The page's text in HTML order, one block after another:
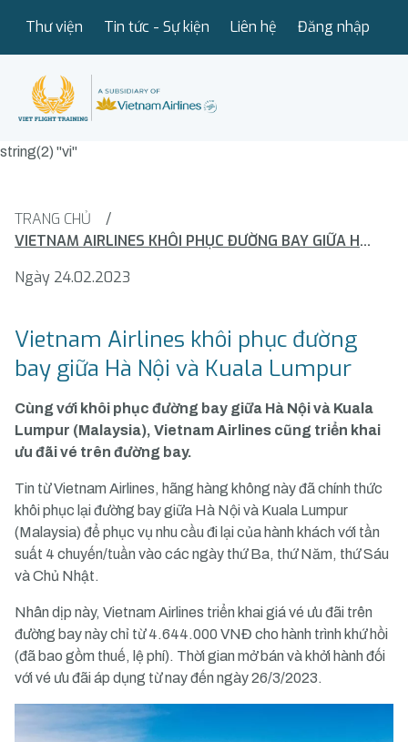
Thư viện Tin tức - Sự kiện Liên hệ Đăng nhập
string(2) "vi"
TRANG CHỦ
/
VIETNAM AIRLINES KHÔI PHỤC ĐƯỜNG BAY GIỮA HÀ NỘI VÀ KUALA LUMPUR
Ngày 24.02.2023
Vietnam Airlines khôi phục đường
bay giữa Hà Nội và Kuala Lumpur
Cùng với khôi phục đường bay giữa Hà Nội và Kuala
Lumpur (Malaysia), Vietnam Airlines cũng triển khai
ưu đãi vé trên đường bay.
Tin từ Vietnam Airlines, hãng hàng không này đã chính thức
khôi phục lại đường bay giữa Hà Nội và Kuala Lumpur
(Malaysia) để phục vụ nhu cầu đi lại của hành khách với tần
suất 4 chuyến/tuần vào các ngày thứ Ba, thứ Năm, thứ Sáu
và Chủ Nhật.
Nhân dịp này, Vietnam Airlines triển khai giá vé ưu đãi trên
đường bay này chỉ từ 4.644.000 VNĐ cho hành trình khứ hồi
(đã bao gồm thuế, lệ phí). Thời gian mở bán và khởi hành đối
với vé ưu đãi áp dụng từ nay đến ngày 26/3/2023.